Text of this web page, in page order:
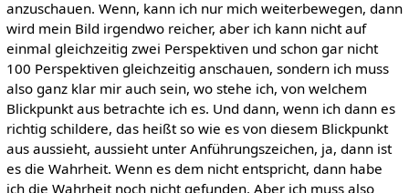
anzuschauen. Wenn, kann ich nur mich weiterbewegen, dann
wird mein Bild irgendwo reicher, aber ich kann nicht auf
einmal gleichzeitig zwei Perspektiven und schon gar nicht
100 Perspektiven gleichzeitig anschauen, sondern ich muss
also ganz klar mir auch sein, wo stehe ich, von welchem
Blickpunkt aus betrachte ich es. Und dann, wenn ich dann es
richtig schildere, das heißt so wie es von diesem Blickpunkt
aus aussieht, aussieht unter Anführungszeichen, ja, dann ist
es die Wahrheit. Wenn es dem nicht entspricht, dann habe
ich die Wahrheit noch nicht gefunden. Aber ich muss also